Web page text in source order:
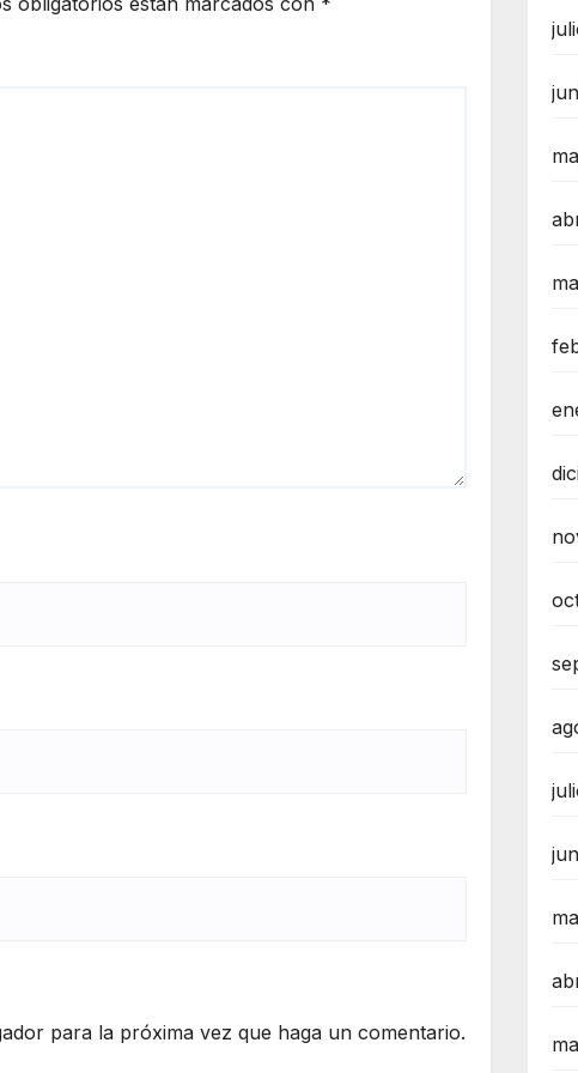
para la próxima vez que haga un comentario.